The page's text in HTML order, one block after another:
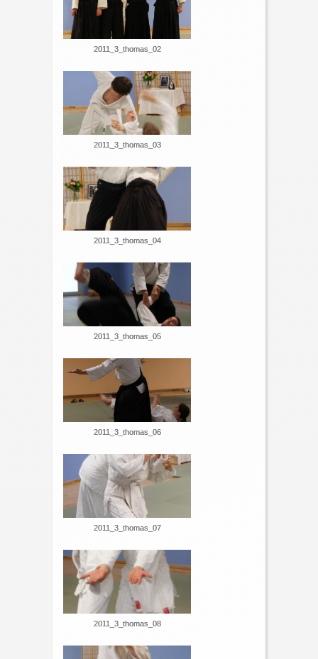
2011_3_thomas_02
2011_3_thomas_03
2011_3_thomas_04
2011_3_thomas_05
2011_3_thomas_06
2011_3_thomas_07
2011_3_thomas_08